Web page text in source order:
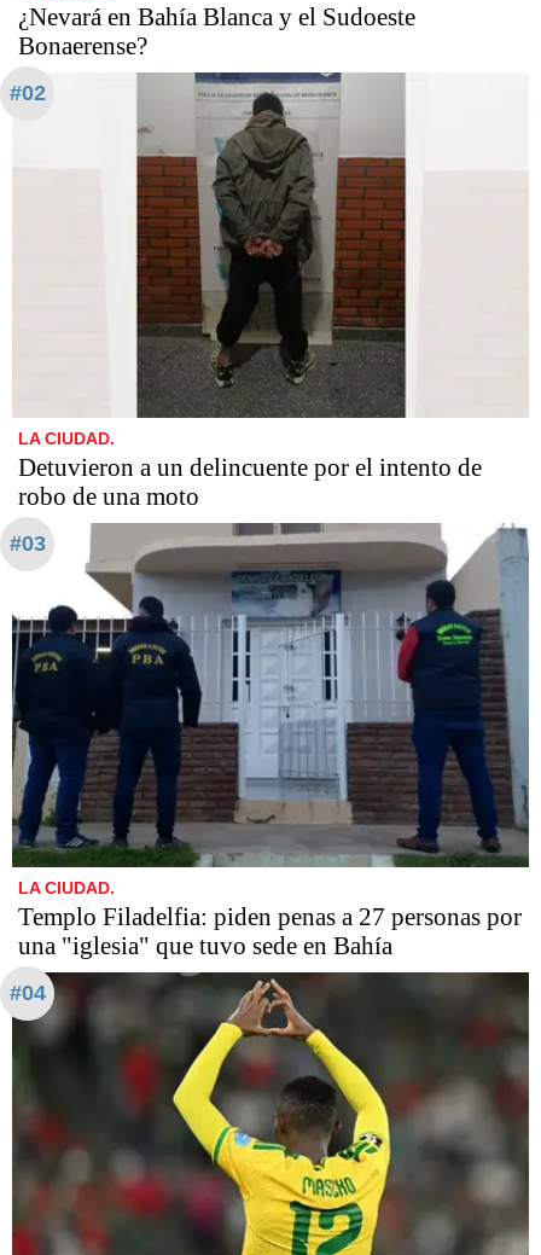
¿Nevará en Bahía Blanca y el Sudoeste
Bonaerense?
#02
LA CIUDAD.
Detuvieron a un delincuente por el intento de
robo de una moto
#03
LA CIUDAD.
​​​​​Templo Filadelfia: piden penas a 27 personas por
una "iglesia" que tuvo sede en Bahía
#04